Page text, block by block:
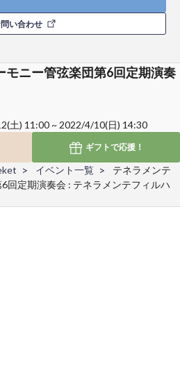
い合わせ
モニー管弦楽団第6回定期演奏
土) 11:00 ~ 2022/4/10(日) 14:30
ギフトで応援！
イベント一覧
テネラメンテ
回定期演奏会 : テネラメンテフィルハ